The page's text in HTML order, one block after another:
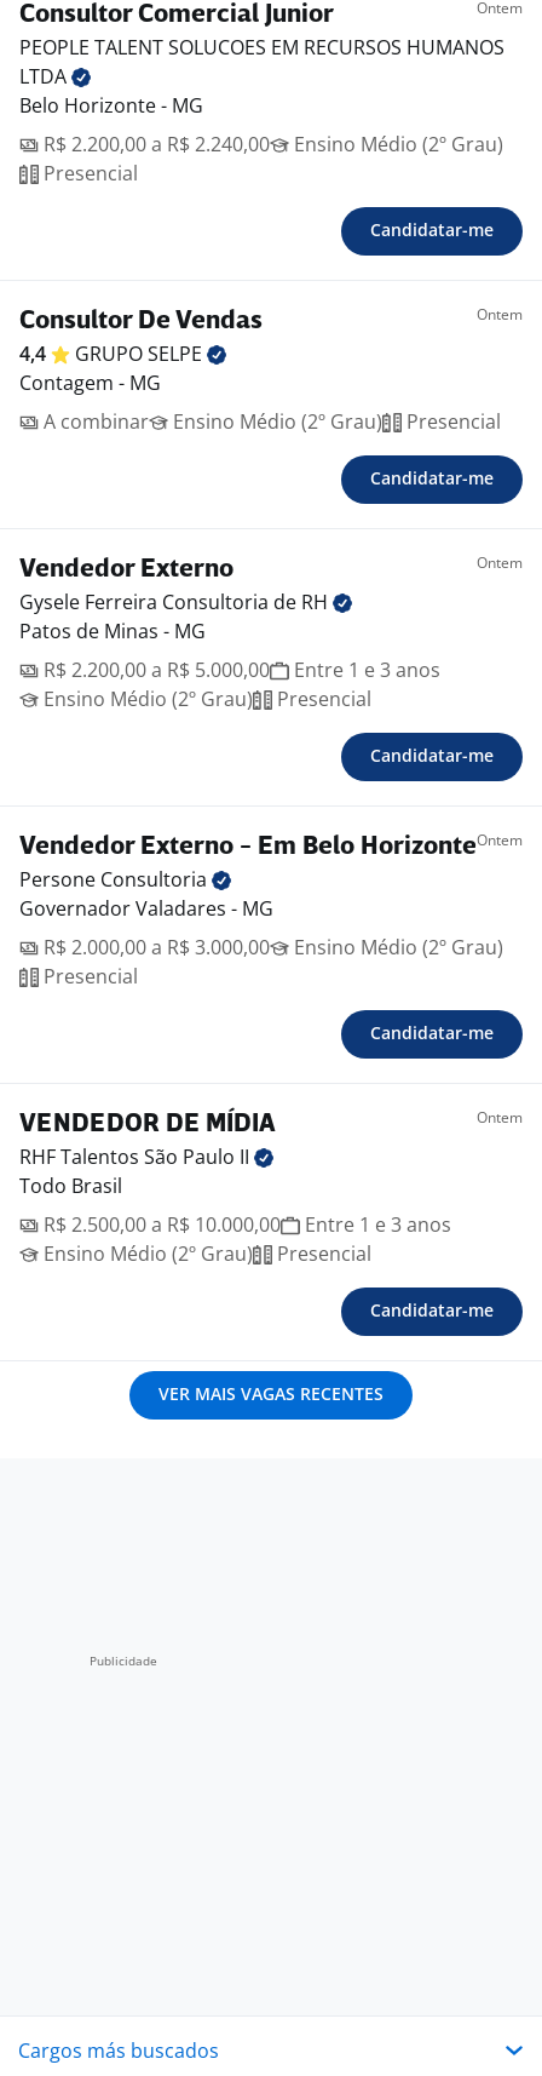
Consultor Comercial Junior Ontem
PEOPLE TALENT SOLUCOES EM RECURSOS HUMANOS
LTDA
Belo Horizonte - MG
R$ 2.200,00 a R$ 2.240,00
Ensino Médio (2º Grau)
Presencial
Candidatar-me
Consultor De Vendas Ontem
4,4 GRUPOSELPE
Contagem - MG
A combinar
Ensino Médio (2º Grau) Presencial
Candidatar-me
Vendedor Externo Ontem
Gysele Ferreira Consultoria de RH
Patos de Minas - MG
R$ 2.200,00 a R$ 5.000,00
Entre 1 e 3 anos
Ensino Médio (2º Grau)
Presencial
Candidatar-me
Vendedor Externo - Em Belo HorizonteOntem
Persone Consultoria
Governador Valadares - MG
R$ 2.000,00 a R$ 3.000,00
Ensino Médio (2º Grau)
Presencial
Candidatar-me
VENDEDOR DE MÍDIA Ontem
RHF Talentos São Paulo II
Todo Brasil
R$ 2.500,00 a R$ 10.000,00
Entre 1 e 3 anos
Ensino Médio (2º Grau)
Presencial
Candidatar-me
VER MAIS VAGAS RECENTES
Cargos más buscados